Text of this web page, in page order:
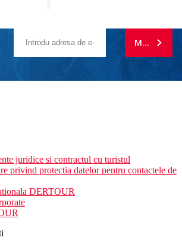
MA
juridice si contractul cu turistul
privind protectia datelor pentru contactele de
DERTOUR